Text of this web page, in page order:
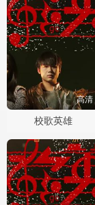
高清
校歌英雄